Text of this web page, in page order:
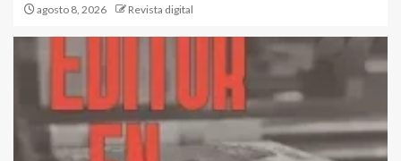
agosto 8, 2026 Revista digital